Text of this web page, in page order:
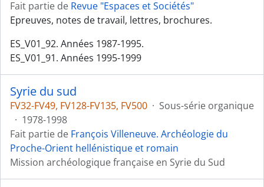
Fait partie de Revue "Espaces et Sociétés"
Epreuves, notes de travail, lettres, brochures.
ES_V01_92. Années 1987-1995.
ES_V01_91. Années 1995-1999
Syrie du sud
FV32-FV49, FV128-FV135, FV500 · Sous-série organique
· 1978-1998
Fait partie de François Villeneuve. Archéologie du
Proche-Orient hellénistique et romain
Mission archéologique française en Syrie du Sud